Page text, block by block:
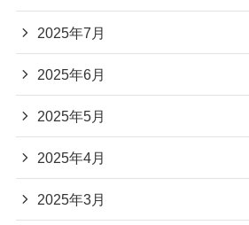
2025年7月
2025年6月
2025年5月
2025年4月
2025年3月